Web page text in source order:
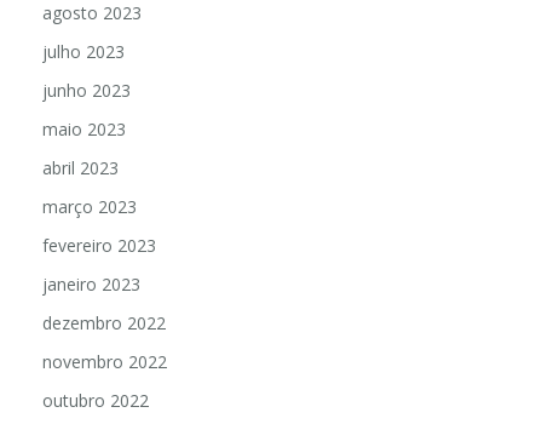
agosto 2023
julho 2023
junho 2023
maio 2023
abril 2023
março 2023
fevereiro 2023
janeiro 2023
dezembro 2022
novembro 2022
outubro 2022